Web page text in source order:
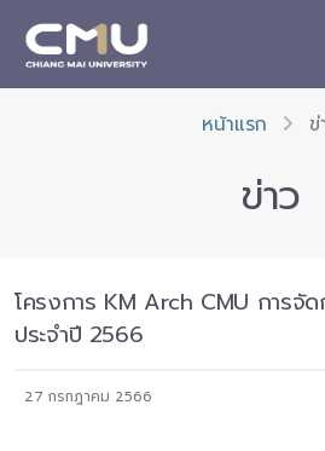
หน้าแรก ข่
ข่าว
โครงการ KM Arch CMU การจัด
ประจำปี 2566
27 กรกฎาคม 2566